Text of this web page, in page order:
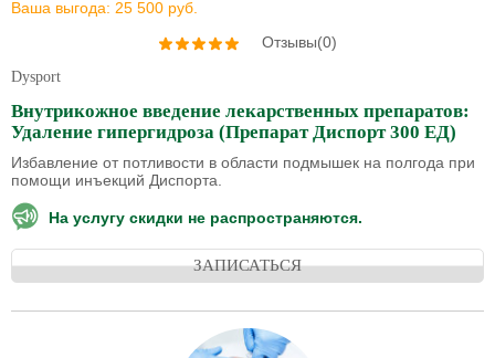
Ваша выгода: 25 500 руб.
Отзывы(0)
Dysport
Внутрикожное введение лекарственных препаратов:
Удаление гипергидроза (Препарат Диспорт 300 ЕД)
Избавление от потливости в области подмышек на полгода при
помощи инъекций Диспорта.
На услугу скидки не распространяются.
ЗАПИСАТЬСЯ